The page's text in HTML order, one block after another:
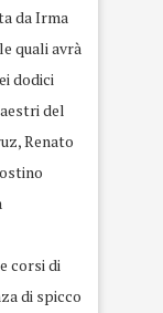
da Irma
quali avrà
dodici
del
Renato
corsi di
di spicco